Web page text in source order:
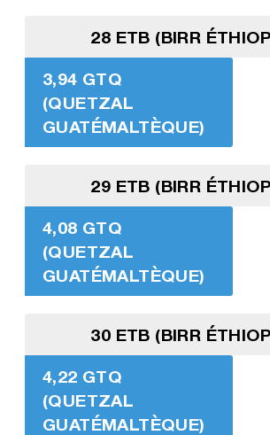
28 ETB (BIRR
3,94 GTQ
(QUETZAL
GUATÉMALTÈQUE)
29 ETB (BIRR
4,08 GTQ
(QUETZAL
GUATÉMALTÈQUE)
30 ETB (BIRR
4,22 GTQ
(QUETZAL
GUATÉMALTÈQUE)